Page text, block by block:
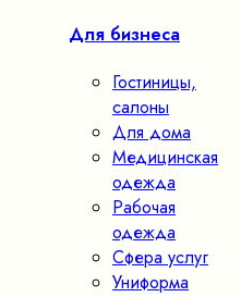
Для бизнеса
Гостиницы,
салоны
Для дома
Медицинская
одежда
Рабочая
одежда
Сфера услуг
Униформа